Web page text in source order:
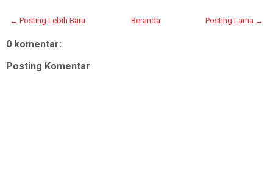
← Posting Lebih Baru Posting Lama →
Beranda
0 komentar:
Posting Komentar